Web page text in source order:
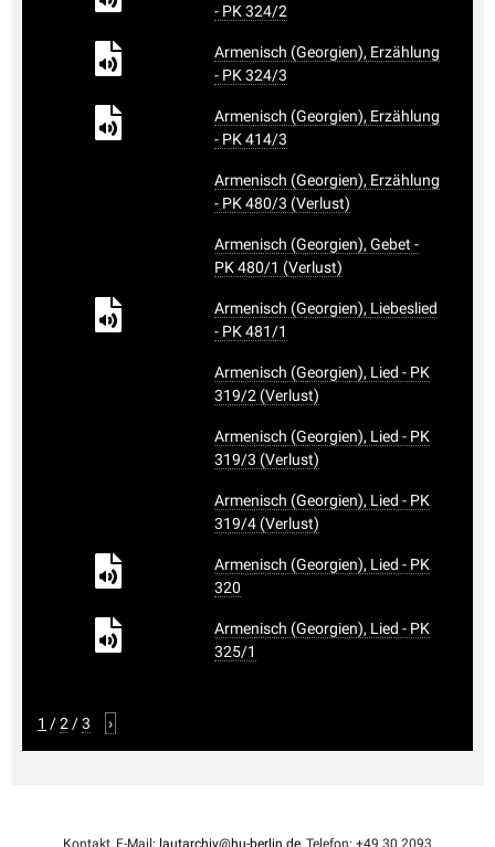
- PK 324/2
Armenisch (Georgien), Erzählung
- PK 324/3
Armenisch (Georgien), Erzählung
- PK 414/3
Armenisch (Georgien), Erzählung
- PK 480/3 (Verlust)
Armenisch (Georgien), Gebet -
PK 480/1 (Verlust)
Armenisch (Georgien), Liebeslied
- PK 481/1
Armenisch (Georgien), Lied - PK
319/2 (Verlust)
Armenisch (Georgien), Lied - PK
319/3 (Verlust)
Armenisch (Georgien), Lied - PK
319/4 (Verlust)
Armenisch (Georgien), Lied - PK
320
Armenisch (Georgien), Lied - PK
325/1
1 /2 /3 ›
Kontakt, E-Mail: lautarchiv@hu-berlin.de, Telefon: +49 30 2093